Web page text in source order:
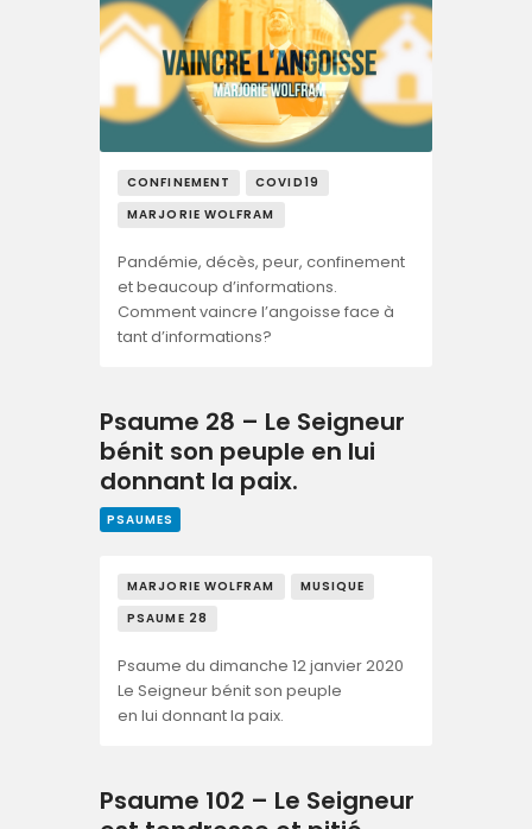
CONFINEMENT
COVID19
MARJORIE WOLFRAM
Pandémie, décès, peur, confinement
et beaucoup d’informations.
Comment vaincre l’angoisse face à
tant d’informations?
Psaume 28 – Le Seigneur
bénit son peuple en lui
donnant la paix.
PSAUMES
MARJORIE WOLFRAM
MUSIQUE
PSAUME 28
Psaume du dimanche 12 janvier 2020
Le Seigneur bénit son peuple
en lui donnant la paix.
Psaume 102 – Le Seigneur